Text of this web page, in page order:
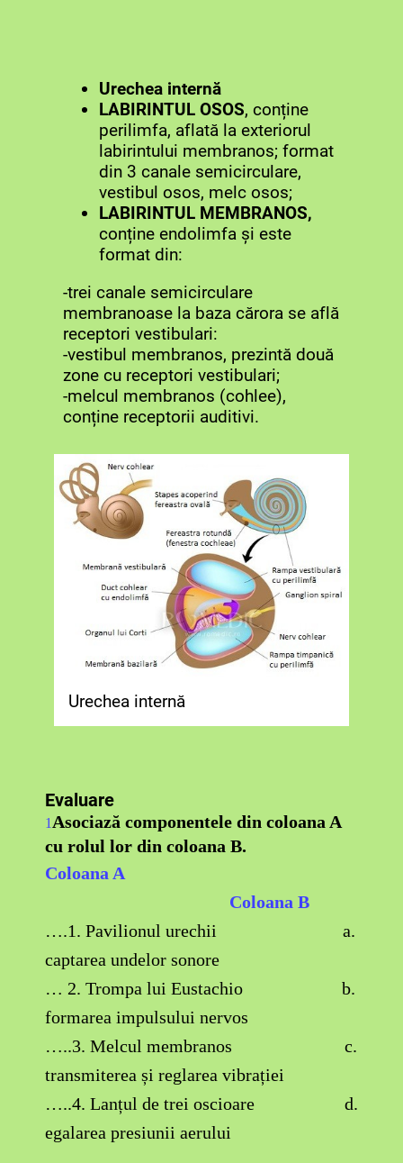
Urechea internă
LABIRINTUL OSOS, conține
perilimfa, aflată la exteriorul
labirintului membranos; format
din 3 canale semicirculare,
vestibul osos, melc osos;
LABIRINTUL MEMBRANOS,
conține endolimfa și este
format din:
-trei canale semicirculare
membranoase la baza cărora se află
receptori vestibulari:
-vestibul membranos, prezintă două
zone cu receptori vestibulari;
-melcul membranos (cohlee),
conține receptorii auditivi.
Urechea internă
Evaluare
1 Asociază componentele din coloana A
cu rolul lor din coloana B.
Coloana A
Coloana B
….1. Pavilionul urechii a.
captarea undelor sonore
… 2. Trompa lui Eustachio b.
formarea impulsului nervos
…..3. Melcul membranos c.
transmiterea și reglarea vibrației
…..4. Lanțul de trei oscioare d.
egalarea presiunii aerului